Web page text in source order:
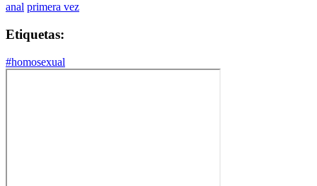
anal primera vez
Etiquetas:
#homosexual